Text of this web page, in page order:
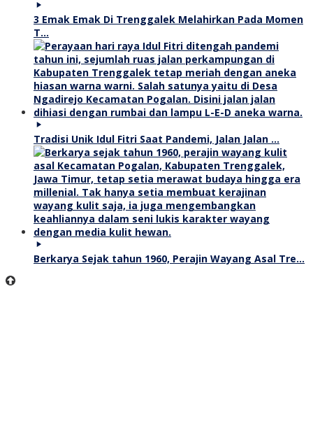
3 Emak Emak Di Trenggalek Melahirkan Pada Momen
T…
Tradisi Unik Idul Fitri Saat Pandemi, Jalan Jalan …
Berkarya Sejak tahun 1960, Perajin Wayang Asal Tre…